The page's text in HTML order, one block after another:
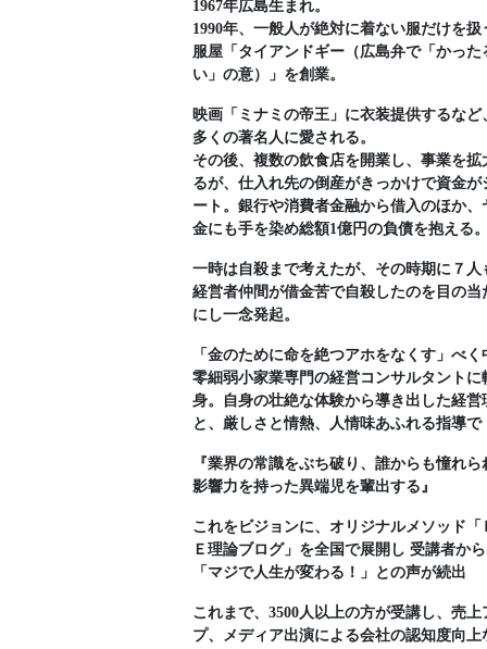
1967年広島生まれ。
1990年、一般人が絶対に着ない服だけを扱
服屋「タイアンドギー（広島弁で「かった
い」の意）」を創業。
映画「ミナミの帝王」に衣装提供するなど
多くの著名人に愛される。
その後、複数の飲食店を開業し、事業を拡
るが、仕入れ先の倒産がきっかけで資金が
ート。銀行や消費者金融から借入のほか、
金にも手を染め総額1億円の負債を抱える
一時は自殺まで考えたが、その時期に７人
経営者仲間が借金苦で自殺したのを目の当
にし一念発起。
「金のために命を絶つアホをなくす」べく
零細弱小家業専門の経営コンサルタントに
身。自身の壮絶な体験から導き出した経営
と、厳しさと情熱、人情味あふれる指導で
『業界の常識をぶち破り、誰からも憧れら
影響力を持った異端児を輩出する』
これをビジョンに、オリジナルメソッド「
Ｅ理論ブログ」を全国で展開し 受講者か
「マジで人生が変わる！」との声が続出
これまで、3500人以上の方が受講し、売上
プ、メディア出演による会社の認知度向上